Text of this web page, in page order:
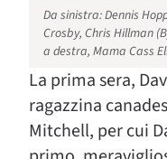
Da sinistra: Dennis
Crosby, Chris Hillman
a destra, Mama Cass
La prima sera,
ragazzina
Mitchell, per cui